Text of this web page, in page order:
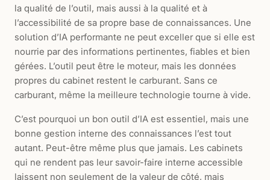
la qualité de l’outil, mais aussi à la qualité et à
l’accessibilité de sa propre base de connaissances. Une
solution d’IA performante ne peut exceller que si elle est
nourrie par des informations pertinentes, fiables et bien
gérées. L’outil peut être le moteur, mais les données
propres du cabinet restent le carburant. Sans ce
carburant, même la meilleure technologie tourne à vide.
C’est pourquoi un bon outil d’IA est essentiel, mais une
bonne gestion interne des connaissances l’est tout
autant. Peut-être même plus que jamais. Les cabinets
qui ne rendent pas leur savoir-faire interne accessible
laissent non seulement de la valeur de côté, mais